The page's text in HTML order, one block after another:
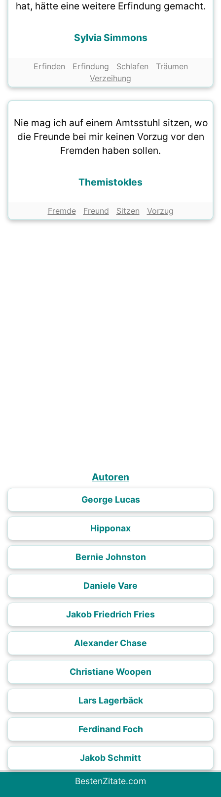
hat, hätte eine weitere Erfindung gemacht.
Sylvia Simmons
Erfinden Erfindung Schlafen
Träumen
Verzeihung
Nie mag ich auf einem Amtsstuhl sitzen, wo
die Freunde bei mir keinen Vorzug vor den
Fremden haben sollen.
Themistokles
Fremde Freund Sitzen Vorzug
Autoren
George Lucas
Hipponax
Bernie Johnston
Daniele Vare
Jakob Friedrich Fries
Alexander Chase
Christiane Woopen
Lars Lagerbäck
Ferdinand Foch
Jakob Schmitt
BestenZitate.com